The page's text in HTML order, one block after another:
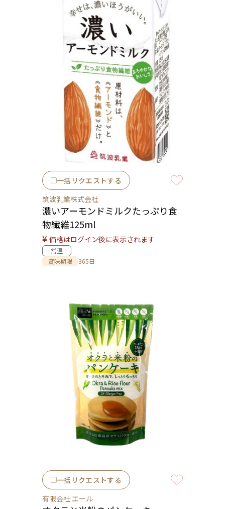
一括リクエストする
筑波乳業株式会社
濃いアーモンドミルクたっぷり食
物繊維125ml
¥ 価格はログイン後に表示されます
常温
賞味期限
365日
一括リクエストする
有限会社 エール